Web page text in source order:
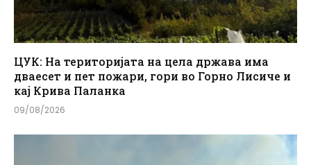
ЦУК: На територијата на цела држава има
дваесет и пет пожари, гори во Горно Лисиче и
кај Крива Паланка
09/08/2026